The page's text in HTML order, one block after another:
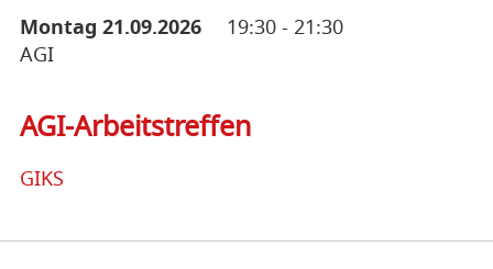
Montag 21.09.2026 19:30 - 21:30
AGI
AGI-Arbeitstreffen
GIKS